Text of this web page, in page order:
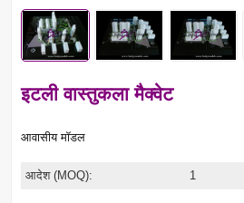
इटली वास्तुकला मैक्वेट
आवासीय मॉडल
आदेश (MOQ): 1